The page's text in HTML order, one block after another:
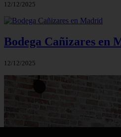
12/12/2025
Bodega Cañizares en
12/12/2025